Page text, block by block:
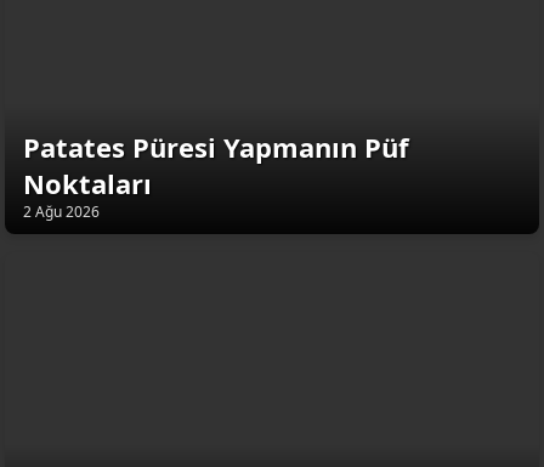
Patates Püresi Yapmanın Püf
Noktaları
2 Ağu 2026